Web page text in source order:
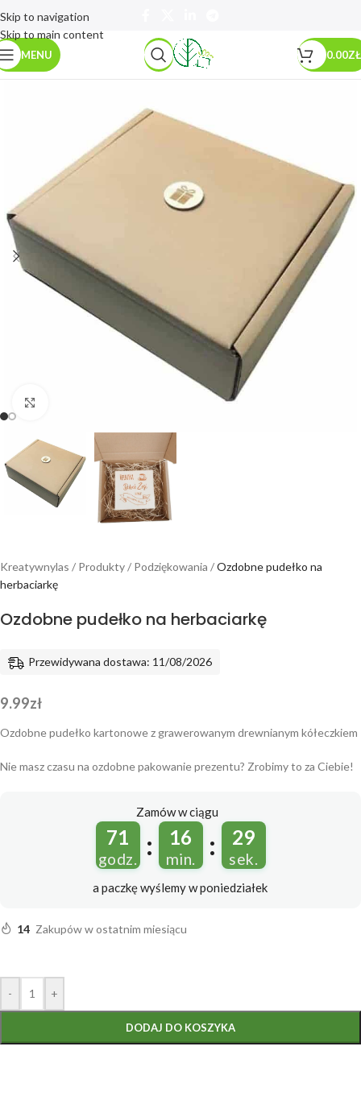
Skip to navigation
Skip to main content
MENU 0.00ZŁ
Kreatywnylas / Produkty/ Podziękowania /Ozdobne pudełko na
herbaciarkę
Ozdobne pudełko na herbaciarkę
Przewidywana dostawa: 11/08/2026
9.99zł
Ozdobne pudełko kartonowe z grawerowanym drewnianym kółeczkiem
Nie masz czasu na ozdobne pakowanie prezentu? Zrobimy to za Ciebie!
Zamów w ciągu
71
godz. : 16
min. : 29
sek.
a paczkę wyślemyw poniedziałek
14 Zakupów w ostatnim miesiącu
- +
DODAJ DO KOSZYKA